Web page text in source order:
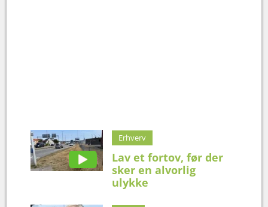
Erhverv
Lav et fortov, før der
sker en alvorlig
ulykke